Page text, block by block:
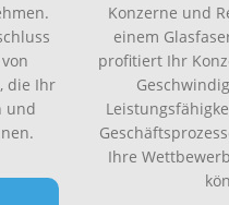
die Ihr
und
Konzerne und
einem
profitiert Ihr
Ihre